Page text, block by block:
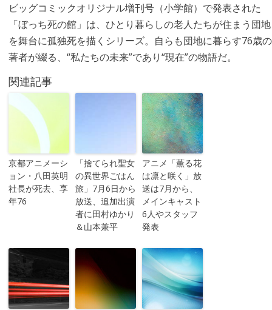
ビッグコミックオリジナル増刊号（小学館）で発表された
「ぼっち死の館」は、ひとり暮らしの老人たちが住まう団地
を舞台に孤独死を描くシリーズ。自らも団地に暮らす76歳の
著者が綴る、“私たちの未来”であり“現在”の物語だ。
関連記事
京都アニメーシ
ョン・八田英明
社長が死去、享
年76
「捨てられ聖女
の異世界ごはん
旅」7月6日から
放送、追加出演
者に田村ゆかり
＆山本兼平
アニメ「薫る花
は凛と咲く」放
送は7月から、
メインキャスト
6人やスタッフ
発表